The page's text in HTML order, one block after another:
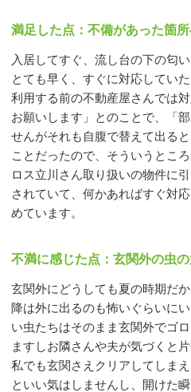
満足した点：不備があった箇
入居してすぐ、流し台の下の匂
とても早く、すぐに対応してい
利用する前の不動産屋さんでは
お願いします」とのことで、「
せんがそれも自腹で替えて出る
ことだったので、そういうとこ
ロス立川さん取り扱いの物件に
されていて、何かあればすぐ対
めています。
不満に感じた点：玄関外の虫
玄関外にどうしても夏の時期だ
降は外に出るのも怖いぐらいに
い虫たちはそのまま玄関外でゴ
ますしお隣さんや夫が気づくと
私でも玄関さえクリアしてしま
といい気はしませんし、開けた